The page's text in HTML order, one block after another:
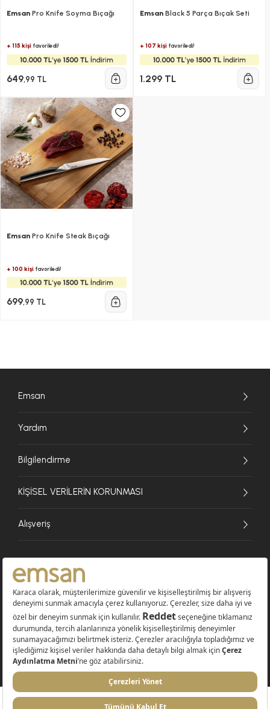
Emsan Pro Knife Soyma Bıçağı
+ 115 kişi favoriledi!
649,99 TL
EmsanBlack 5 Parça Bıçak Seti
+ 107 kişifavoriledi!
1.299 TL
Emsan Pro Knife Steak Bıçağı
+ 100 kişi favoriledi!
699,99 TL
Emsan
Yardım
Bilgilendirme
KİŞİSEL VERİLERİN KORUNMASI
Alışveriş
© 2026 EMSAN A.Ş. Tüm Hakları Saklıdır